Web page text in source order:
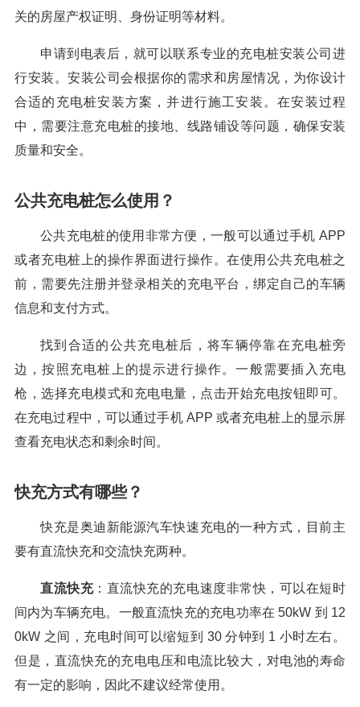
关的房屋产权证明、身份证明等材料。
申请到电表后，就可以联系专业的充电桩安装公司进
行安装。安装公司会根据你的需求和房屋情况，为你设计
合适的充电桩安装方案，并进行施工安装。在安装过程
中，需要注意充电桩的接地、线路铺设等问题，确保安装
质量和安全。
公共充电桩怎么使用？
公共充电桩的使用非常方便，一般可以通过手机 APP
或者充电桩上的操作界面进行操作。在使用公共充电桩之
前，需要先注册并登录相关的充电平台，绑定自己的车辆
信息和支付方式。
找到合适的公共充电桩后，将车辆停靠在充电桩旁
边，按照充电桩上的提示进行操作。一般需要插入充电
枪，选择充电模式和充电电量，点击开始充电按钮即可。
在充电过程中，可以通过手机 APP 或者充电桩上的显示屏
查看充电状态和剩余时间。
快充方式有哪些？
快充是奥迪新能源汽车快速充电的一种方式，目前主
要有直流快充和交流快充两种。
直流快充：直流快充的充电速度非常快，可以在短时
间内为车辆充电。一般直流快充的充电功率在 50kW 到 12
0kW 之间，充电时间可以缩短到 30 分钟到 1 小时左右。
但是，直流快充的充电电压和电流比较大，对电池的寿命
有一定的影响，因此不建议经常使用。